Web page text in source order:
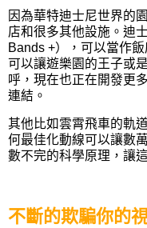
因為華特迪士尼世界的
店和很多其他設施。迪
Bands +），可以當作
可以讓遊樂園的王子或
呼，現在也正在開發更
連結。
其他比如雲霄飛車的軌
何最佳化動線可以讓數
數不完的科學原理，讓
不斷的欺騙你的